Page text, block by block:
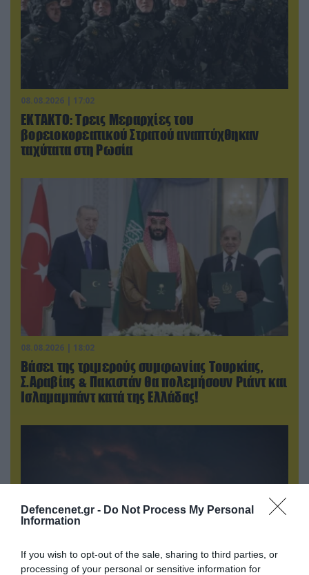
Defencenet.gr - Do Not Process My Personal
Information
If you wish to opt-out of the sale, sharing to third parties, or
processing of your personal or sensitive information for
08.08.2026 | 17:02
ΕΚΤΑΚΤΟ: Τρεις Μεραρχίες του
βορειοκορεατικού Στρατού αναπτύχθηκαν
ταχύτατα στη Ρωσία
08.08.2026 | 18:02
Βάσει της τριμερούς συμφωνίας Τουρκίας,
Σ.Αραβίας & Πακιστάν θα πολεμήσουν Ριάντ και
Ισλαμαμπάντ κατά της Ελλάδας!